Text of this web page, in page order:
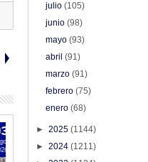
julio(105)
junio(98)
mayo(93)
abril(91)
marzo(91)
febrero(75)
enero(68)
► 2025 (1144)
► 2024 (1211)